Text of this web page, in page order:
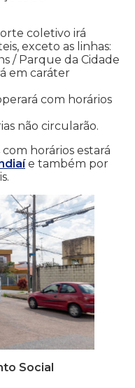
coletivo irá
exceto as linhas:
/ Parque da Cidade
em caráter
com horários
não circularão.
horários estará
e também por
Social